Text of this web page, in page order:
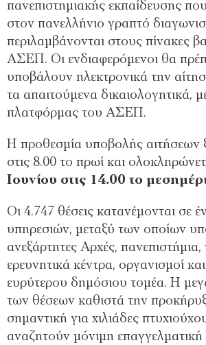
πανεπιστημιακής εκπαίδευσης
στον πανελλήνιο γραπτό
περιλαμβάνονται στους πίνακες
ΑΣΕΠ. Οι ενδιαφερόμενοι θα
υποβάλουν ηλεκτρονικά την
τα απαιτούμενα δικαιολογητικά,
πλατφόρμας του ΑΣΕΠ.
Η προθεσμία υποβολής αιτήσεων
στις 8.00 το πρωί και
Ιουνίου στις 14.00 το
Οι 4.747 θέσεις κατανέμονται σε
υπηρεσιών, μεταξύ των οποίων
ανεξάρτητες Αρχές,
ερευνητικά κέντρα, οργανισμοί
ευρύτερου δημόσιου τομέα. Η
των θέσεων καθιστά την
σημαντική για χιλιάδες
αναζητούν μόνιμη